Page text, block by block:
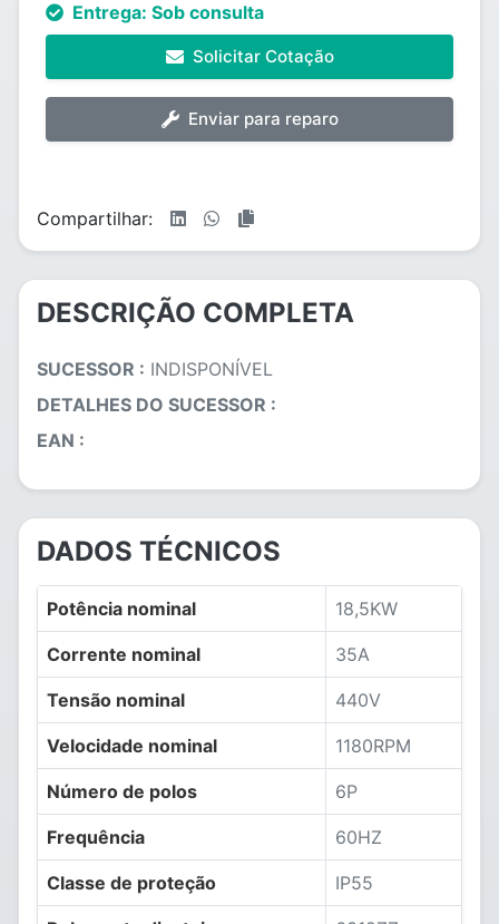
Entrega: Sob consulta
Solicitar Cotação
Enviar para reparo
Compartilhar:
DESCRIÇÃO COMPLETA
SUCESSOR : INDISPONÍVEL
DETALHES DO SUCESSOR :
EAN :
DADOS TÉCNICOS
Potência nominal 18,5KW
Corrente nominal 35A
Tensão nominal 440V
Velocidade nominal 1180RPM
Número de polos 6P
Frequência 60HZ
Classe de proteção IP55